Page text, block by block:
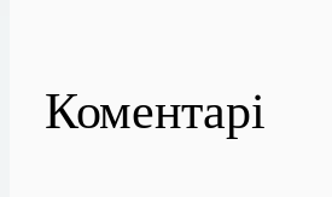
Коментарі